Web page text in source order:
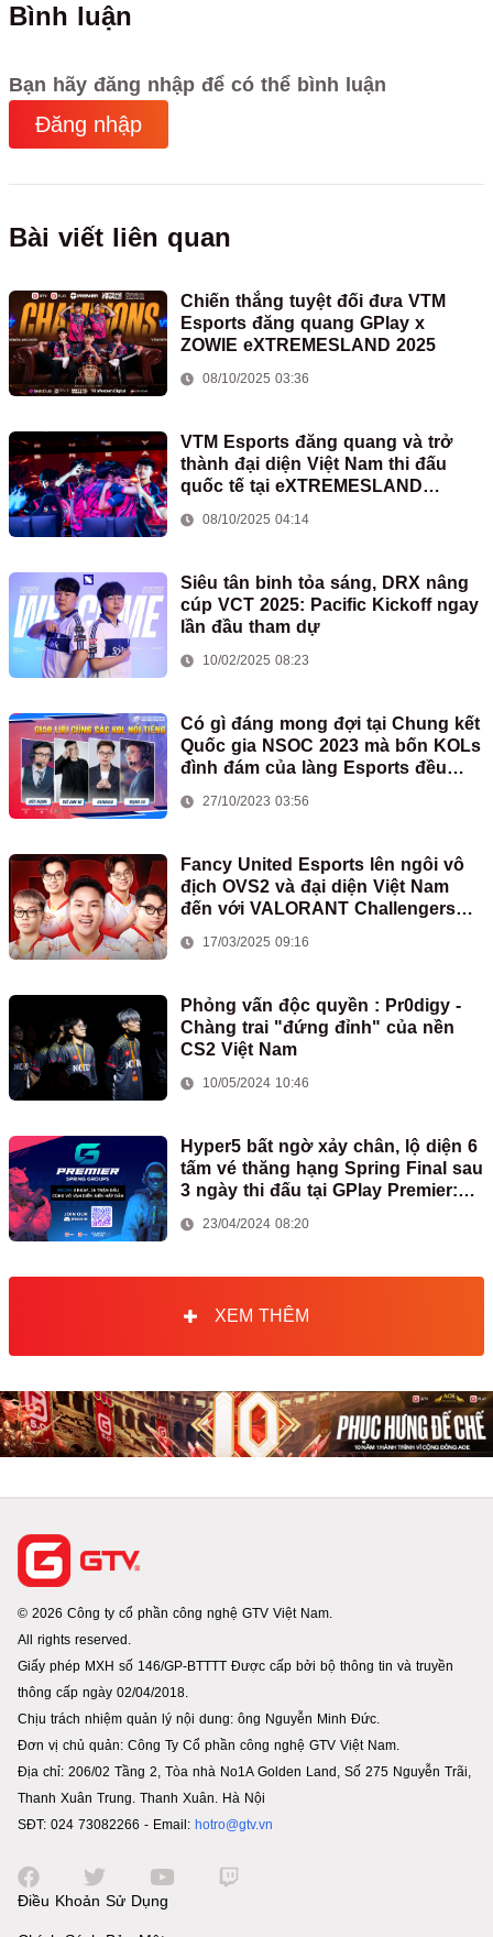
Bình luận
Bạn hãy đăng nhập để có thể bình luận
Đăng nhập
Bài viết liên quan
Chiến thắng tuyệt đối đưa VTM
Esports đăng quang GPlay x
ZOWIE eXTREMESLAND 2025
08/10/2025 03:36
VTM Esports đăng quang và trở
thành đại diện Việt Nam thi đấu
quốc tế tại eXTREMESLAND
08/10/2025 04:14
Siêu tân binh tỏa sáng, DRX nâng
cúp VCT 2025: Pacific Kickoff ngay
lần đầu tham dự
10/02/2025 08:23
Có gì đáng mong đợi tại Chung kết
Quốc gia NSOC 2023 mà bốn KOLs
đình đám của làng Esports đều
27/10/2023 03:56
Fancy United Esports lên ngôi vô
địch OVS2 và đại diện Việt Nam
đến với VALORANT Challengers
17/03/2025 09:16
Phỏng vấn độc quyền : Pr0digy -
Chàng trai "đứng đỉnh" của nền
CS2 Việt Nam
10/05/2024 10:46
Hyper5 bất ngờ xảy chân, lộ diện 6
tấm vé thăng hạng Spring Final sau
3 ngày thi đấu tại GPlay Premier:
23/04/2024 08:20
XEM THÊM
© 2026 Công ty cổ phần công nghệ GTV Việt Nam.
All rights reserved.
Giấy phép MXH số 146/GP-BTTTT Được cấp bởi bộ thông tin và truyền
thông cấp ngày 02/04/2018.
Chịu trách nhiệm quản lý nội dung: ông Nguyễn Minh Đức.
Đơn vị chủ quản: Công Ty Cổ phần công nghệ GTV Việt Nam.
Địa chỉ: 206/02 Tầng 2, Tòa nhà No1A Golden Land, Số 275 Nguyễn Trãi,
Thanh Xuân Trung. Thanh Xuân. Hà Nội
SĐT: 024 73082266 - Email: hotro@gtv.vn
Điều Khoản Sử Dụng